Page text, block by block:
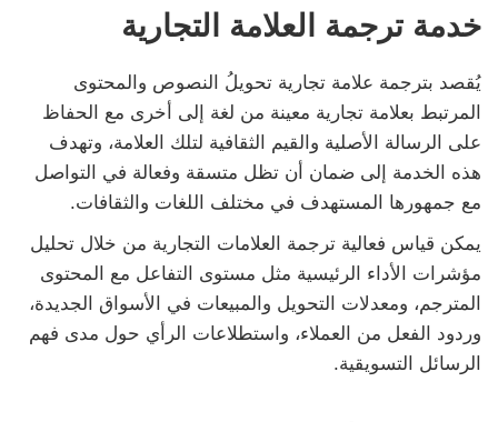
خدمة ترجمة العلامة التجارية
يُقصد بترجمة علامة تجارية تحويلُ النصوص والمحتوى
المرتبط بعلامة تجارية معينة من لغة إلى أخرى مع الحفاظ
على الرسالة الأصلية والقيم الثقافية لتلك العلامة، وتهدف
هذه الخدمة إلى ضمان أن تظل متسقة وفعالة في التواصل
مع جمهورها المستهدف في مختلف اللغات والثقافات.
يمكن قياس فعالية ترجمة العلامات التجارية من خلال تحليل
مؤشرات الأداء الرئيسية مثل مستوى التفاعل مع المحتوى
المترجم، ومعدلات التحويل والمبيعات في الأسواق الجديدة،
وردود الفعل من العملاء، واستطلاعات الرأي حول مدى فهم
الرسائل التسويقية.